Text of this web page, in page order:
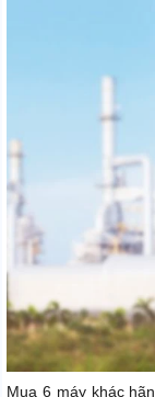
Mua 6 máy khác